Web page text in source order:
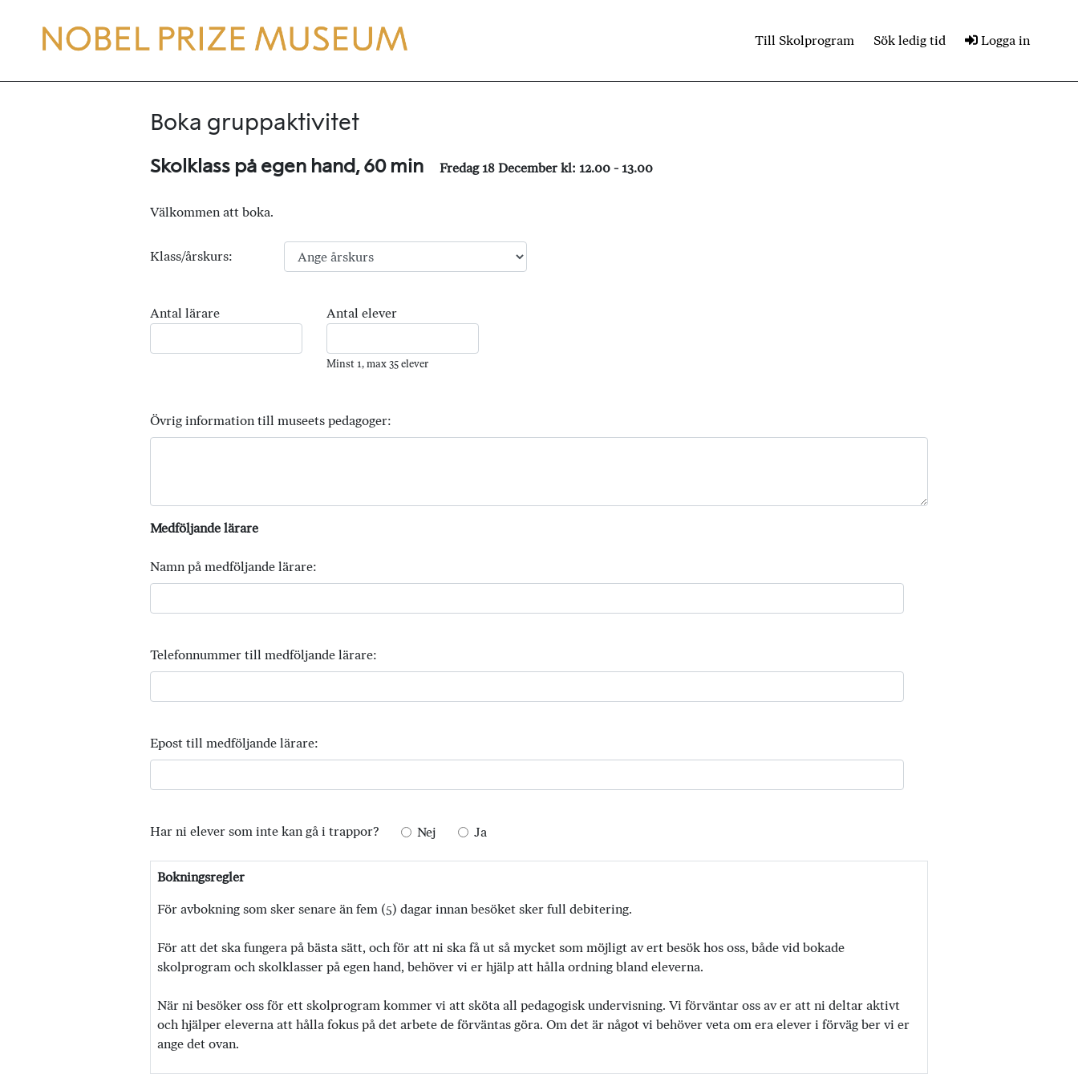
Till Skolprogram Sök ledig tid Logga in
Boka gruppaktivitet
Skolklass på egen hand, 60 min Fredag 18 December kl: 12.00 - 13.00
Välkommen att boka.
Klass/årskurs:
Antal lärare Antal elever
Minst 1, max 35 elever
Övrig information till museets pedagoger:
Medföljande lärare
Namn på medföljande lärare:
Telefonnummer till medföljande lärare:
Epost till medföljande lärare:
Har ni elever som inte kan gå i trappor? Nej Ja
Bokningsregler
För avbokning som sker senare än fem (5) dagar innan besöket sker full debitering.
För att det ska fungera på bästa sätt, och för att ni ska få ut så mycket som möjligt av ert besök hos oss, både vid bokade
skolprogram och skolklasser på egen hand, behöver vi er hjälp att hålla ordning bland eleverna.
När ni besöker oss för ett skolprogram kommer vi att sköta all pedagogisk undervisning. Vi förväntar oss av er att ni deltar aktivt
och hjälper eleverna att hålla fokus på det arbete de förväntas göra. Om det är något vi behöver veta om era elever i förväg ber vi er
ange det ovan.